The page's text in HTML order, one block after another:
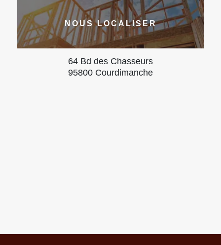
NOUS LOCALISER
64 Bd des Chasseurs
95800 Courdimanche